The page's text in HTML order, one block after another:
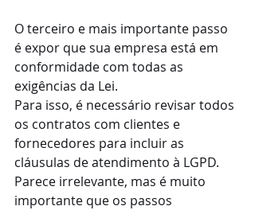
O terceiro e mais importante passo
é expor que sua empresa está em
conformidade com todas as
exigências da Lei.
Para isso, é necessário revisar todos
os contratos com clientes e
fornecedores para incluir as
cláusulas de atendimento à LGPD.
Parece irrelevante, mas é muito
importante que os passos